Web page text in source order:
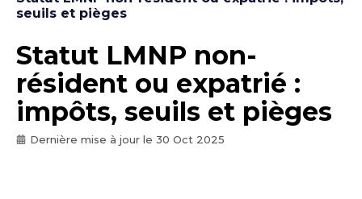
seuils et pièges
Statut LMNP non-
résident ou expatrié :
impôts, seuils et pièges
Dernière mise à jour le 30 Oct 2025